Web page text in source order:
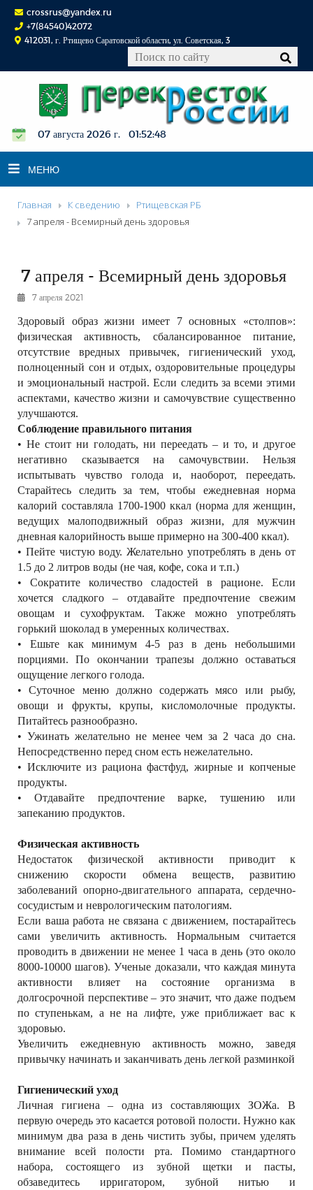
crossrus@yandex.ru
+7(84540)42072
412031, г. Ртищево Саратовской области, ул. Советская, 3
07 августа 2026 г. 01:52:48
МЕНЮ
НОВОСТИ
КОНКУРСЫ
ФОТОРЕПОРТАЖИ
РЕКЛАМОДАТЕЛЯМ
ОБЪЯВЛЕНИЯ
КОНТАКТЫ
Главная К сведению
Ртищевская РБ
7 апреля - Всемирный день здоровья
7 апреля - Всемирный день здоровья
7 апреля 2021
Здоровый образ жизни имеет 7 основных «столпов»:
физическая активность, сбалансированное питание,
отсутствие вредных привычек, гигиенический уход,
полноценный сон и отдых, оздоровительные процедуры
и эмоциональный настрой. Если следить за всеми этими
аспектами, качество жизни и самочувствие существенно
улучшаются.
Соблюдение правильного питания
• Не стоит ни голодать, ни переедать – и то, и другое
негативно сказывается на самочувствии. Нельзя
испытывать чувство голода и, наоборот, переедать.
Старайтесь следить за тем, чтобы ежедневная норма
калорий составляла 1700-1900 ккал (норма для женщин,
ведущих малоподвижный образ жизни, для мужчин
дневная калорийность выше примерно на 300-400 ккал).
• Пейте чистую воду. Желательно употреблять в день от
1.5 до 2 литров воды (не чая, кофе, сока и т.п.)
• Сократите количество сладостей в рационе. Если
хочется сладкого – отдавайте предпочтение свежим
овощам и сухофруктам. Также можно употреблять
горький шоколад в умеренных количествах.
• Ешьте как минимум 4-5 раз в день небольшими
порциями. По окончании трапезы должно оставаться
ощущение легкого голода.
• Суточное меню должно содержать мясо или рыбу,
овощи и фрукты, крупы, кисломолочные продукты.
Питайтесь разнообразно.
• Ужинать желательно не менее чем за 2 часа до сна.
Непосредственно перед сном есть нежелательно.
• Исключите из рациона фастфуд, жирные и копченые
продукты.
• Отдавайте предпочтение варке, тушению или
запеканию продуктов.
Физическая активность
Недостаток физической активности приводит к
снижению скорости обмена веществ, развитию
заболеваний опорно-двигательного аппарата, сердечно-
сосудистым и неврологическим патологиям.
Если ваша работа не связана с движением, постарайтесь
сами увеличить активность. Нормальным считается
проводить в движении не менее 1 часа в день (это около
8000-10000 шагов). Ученые доказали, что каждая минута
активности влияет на состояние организма в
долгосрочной перспективе – это значит, что даже подъем
по ступенькам, а не на лифте, уже приближает вас к
здоровью.
Увеличить ежедневную активность можно, заведя
привычку начинать и заканчивать день легкой разминкой
Гигиенический уход
Личная гигиена – одна из составляющих ЗОЖа. В
первую очередь это касается ротовой полости. Нужно как
минимум два раза в день чистить зубы, причем уделять
внимание всей полости рта. Помимо стандартного
набора, состоящего из зубной щетки и пасты,
обзаведитесь ирригатором, зубной нитью и